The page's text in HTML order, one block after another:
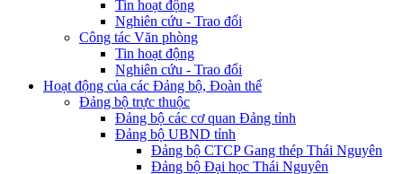
Tin hoạt động
Nghiên cứu - Trao đổi
Công tác Văn phòng
Tin hoạt động
Nghiên cứu - Trao đổi
Hoạt động của các Đảng bộ, Đoàn thể
Đảng bộ trực thuộc
Đảng bộ các cơ quan Đảng tỉnh
Đảng bộ UBND tỉnh
Đảng bộ CTCP Gang thép Thái Nguyên
Đảng bộ Đại học Thái Nguyên